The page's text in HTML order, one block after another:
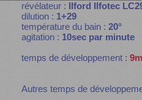
révélateur :Ilford Ilfotec
dilution :1+29
température du bain :20°
agitation :10sec par minute
temps de développement :
Autres temps de